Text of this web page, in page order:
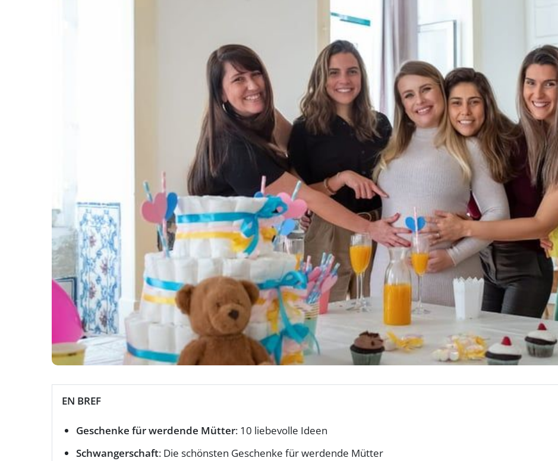
EN BREF
Geschenke für werdende Mütter: 10 liebevolle Ideen
Schwangerschaft: Die schönsten Geschenke für werdende Mütter